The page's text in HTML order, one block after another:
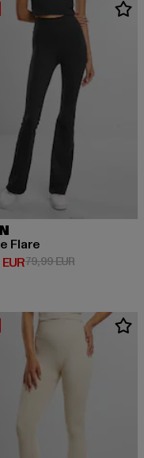
EUR
Flare
Preis: 57,59 EUR
79,99 EURAktionspreis: